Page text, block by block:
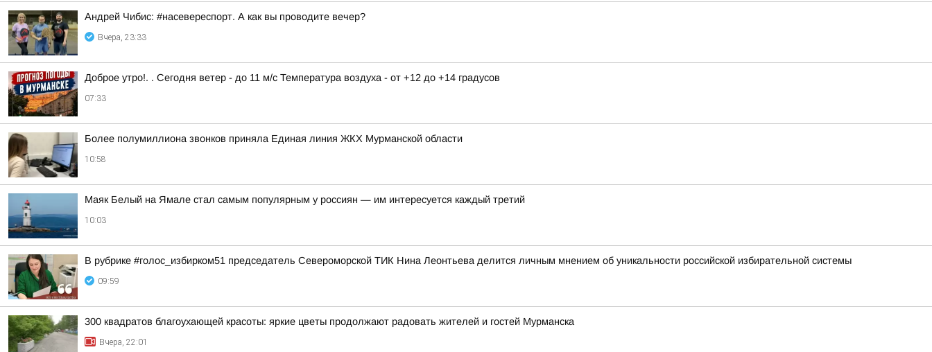
Андрей Чибис: #насевереспорт. А как вы проводите вечер?
Вчера, 23:33
Доброе утро!. . Сегодня ветер - до 11 м/с Температура воздуха - от +12 до +14 градусов
07:33
Более полумиллиона звонков приняла Единая линия ЖКХ Мурманской области
10:58
Маяк Белый на Ямале стал самым популярным у россиян — им интересуется каждый третий
10:03
В рубрике #голос_избирком51 председатель Североморской ТИК Нина Леонтьева делится личным мнением об уникальности российской избирательной системы
09:59
300 квадратов благоухающей красоты: яркие цветы продолжают радовать жителей и гостей Мурманска
Вчера, 22:01